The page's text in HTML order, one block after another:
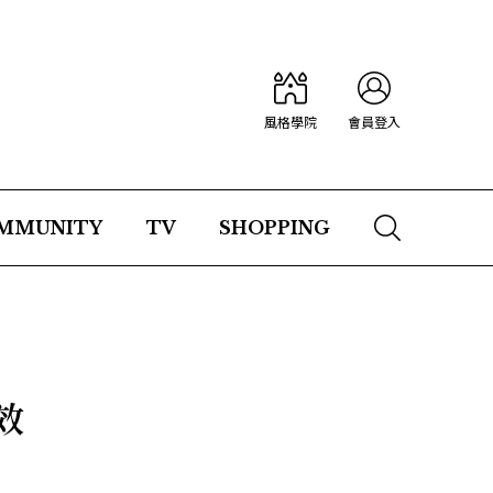
風格學院 會員登入
TV SHOPPING